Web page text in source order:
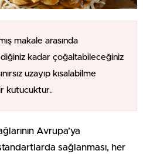
makale arasında
kadar çoğaltabileceğiniz
uzayıp kısalabilme
kutucuktur.
Avrupa’ya
sağlanması, her